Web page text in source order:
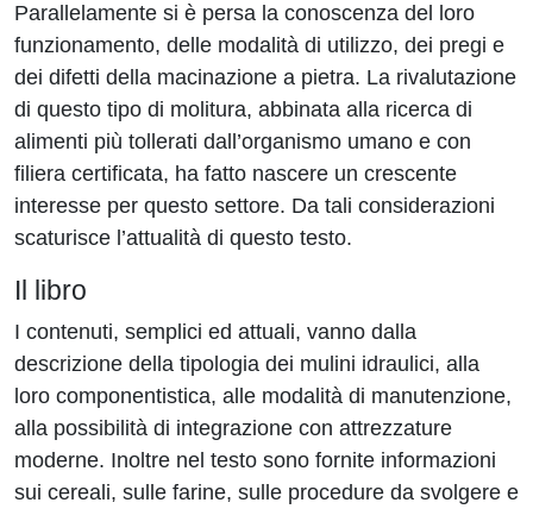
Parallelamente si è persa la conoscenza del loro
funzionamento, delle modalità di utilizzo, dei pregi e
dei difetti della macinazione a pietra. La rivalutazione
di questo tipo di molitura, abbinata alla ricerca di
alimenti più tollerati dall’organismo umano e con
filiera certificata, ha fatto nascere un crescente
interesse per questo settore. Da tali considerazioni
scaturisce l’attualità di questo testo.
Il libro
I contenuti, semplici ed attuali, vanno dalla
descrizione della tipologia dei mulini idraulici, alla
loro componentistica, alle modalità di manutenzione,
alla possibilità di integrazione con attrezzature
moderne. Inoltre nel testo sono fornite informazioni
sui cereali, sulle farine, sulle procedure da svolgere e